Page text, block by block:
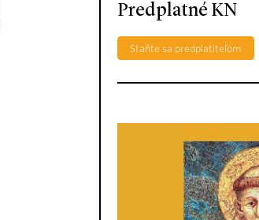
Predplatné KN
Staňte sa predplatiteľom